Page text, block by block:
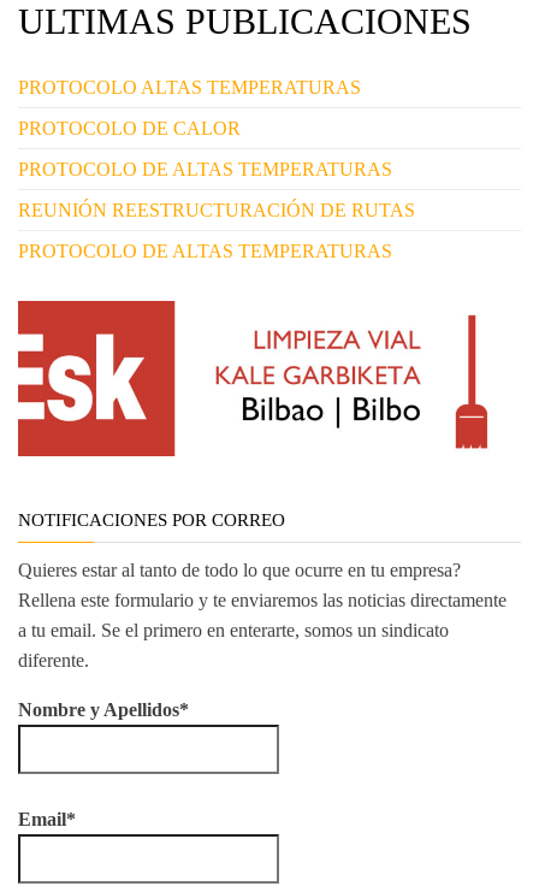
ULTIMAS PUBLICACIONES
PROTOCOLO ALTAS TEMPERATURAS
PROTOCOLO DE CALOR
PROTOCOLO DE ALTAS TEMPERATURAS
REUNIÓN REESTRUCTURACIÓN DE RUTAS
PROTOCOLO DE ALTAS TEMPERATURAS
NOTIFICACIONES POR CORREO
Quieres estar al tanto de todo lo que ocurre en tu empresa?
Rellena este formulario y te enviaremos las noticias directamente
a tu email. Se el primero en enterarte, somos un sindicato
diferente.
Nombre y Apellidos*
Email*